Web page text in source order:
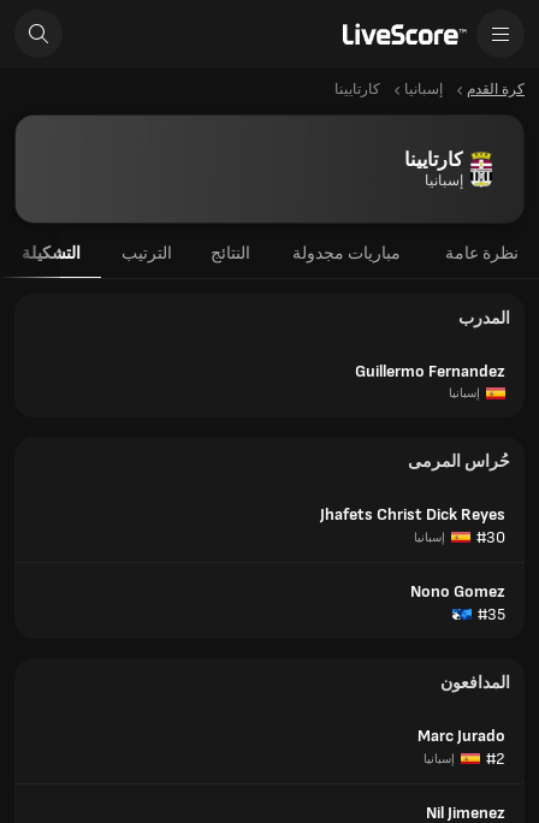
كرة القدم إسبانيا كارتايينا
كارتايينا
إسبانيا
نظرة عامة مباريات مجدولة النتائج الترتيب التشكيلة
المدرب
Guillermo Fernandez
إسبانيا
حُراس المرمى
Jhafets Christ Dick Reyes
#30
إسبانيا
Nono Gomez
#35
المدافعون
Marc Jurado
#2
إسبانيا
Nil Jimenez